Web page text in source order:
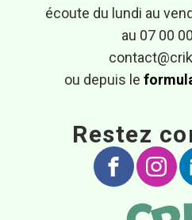
écoute du lundi au
au 07 00
ou depuis le
Restez